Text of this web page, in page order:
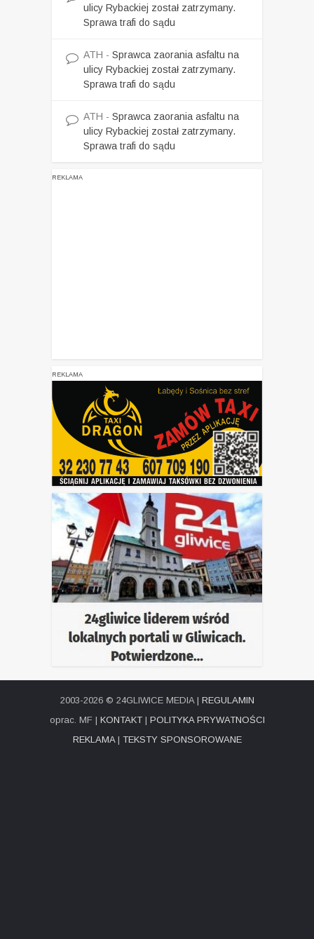
ulicy Rybackiej został zatrzymany.
Sprawa trafi do sądu
ATH - Sprawca zaorania asfaltu na
ulicy Rybackiej został zatrzymany.
Sprawa trafi do sądu
ATH - Sprawca zaorania asfaltu na
ulicy Rybackiej został zatrzymany.
Sprawa trafi do sądu
REKLAMA
REKLAMA
2003-2026 © 24GLIWICE MEDIA | REGULAMIN
oprac. MF | KONTAKT| POLITYKA PRYWATNOŚCI
REKLAMA| TEKSTY SPONSOROWANE